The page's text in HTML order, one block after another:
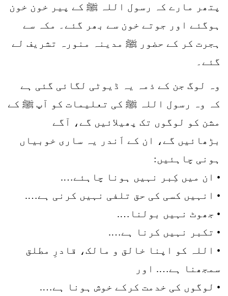
پتھر مارے کہ رسول اللہ ﷺ کے پیر خون خون
ہوگئے اور جوتے خون سے بھر گئے۔ مکہ سے
ہجرت کر کے حضور ﷺ مدینہ منورہ تشریف لے
گئے۔
وہ لوگ جن کے ذمہ یہ ڈیوٹی لگائی گئی ہے
کہ وہ رسول اللہ ﷺ کی تعلیمات کو آپ ﷺ کے
مشن کو لوگوں تک پھیلائیں گے، آگے
بڑھائیں گے، ان کے اَندر یہ ساری خوبیاں
ہونی چاہئیں:
• ان میں کِبر نہیں ہونا چاہئے….
• انہیں کسی کی حق تلفی نہیں کرنی ہے….
• جھوٹ نہیں بولنا….
• تکبر نہیں کرنا ہے….
• اللہ کو اپنا خالق و مالک، قادرِ مطلق
سمجھنا ہے…. اور
• لوگوں کی خدمت کرکے خوش ہونا ہے….